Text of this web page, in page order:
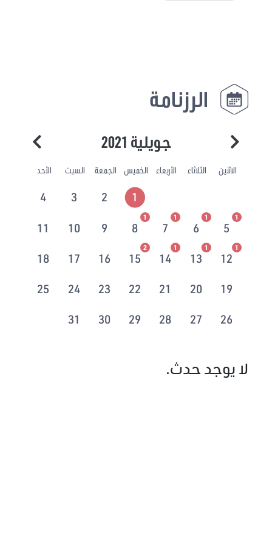
الرزنامة
جويلية 2021
الاثنين الثلاثاء الأربعاء الخميس الجمعة السبت الأحد
1
2
3
4
5
1
6
1
7
1
8
1
9
10
11
12
1
13
1
14
1
15
2
16
17
18
19
20
21
22
23
24
25
26
27
28
29
30
31
لا يوجد حدث.